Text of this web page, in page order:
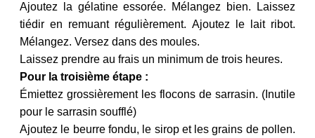
Ajoutez la gélatine essorée. Mélangez bien. Laissez
tiédir en remuant régulièrement. Ajoutez le lait ribot.
Mélangez. Versez dans des moules.
Laissez prendre au frais un minimum de trois heures.
Pour la troisième étape :
Émiettez grossièrement les flocons de sarrasin. (Inutile
pour le sarrasin soufflé)
Ajoutez le beurre fondu, le sirop et les grains de pollen.